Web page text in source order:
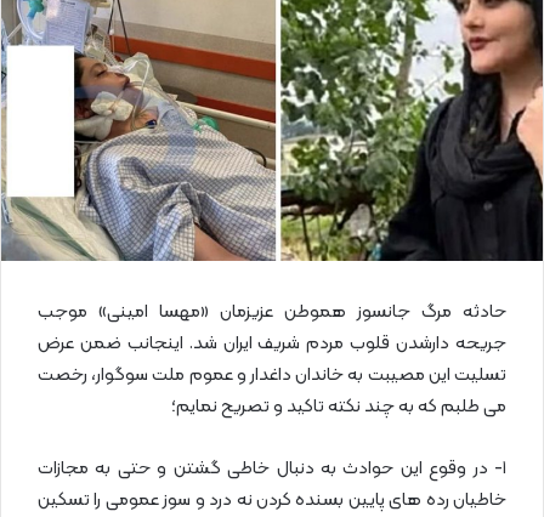
ا
ی
حادثه مرگ جانسوز هموطن عزیزمان «مهسا امینی» موجب
جریحه دارشدن قلوب مردم شریف ایران شد. اینجانب ضمن عرض
تسلیت این مصیبت به خاندان داغدار و عموم ملت سوگوار، رخصت
می طلبم که به چند نکته تاکید و تصریح نمایم؛
۱- در وقوع این حوادث به دنبال خاطی گشتن و حتی به مجازات
خاطیان رده های پایین بسنده کردن نه درد و سوز عمومی را تسکین